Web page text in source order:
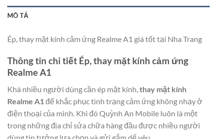
MÔ TẢ
Ép, thay mặt kính cảm ứng Realme A1 giá tốt tại Nha Trang
Thông tin chi tiết Ép, thay mặt kính cảm ứng
Realme A1
Khá nhiều người dùng cần ép mặt kính,thay mặt kính
Realme A1để khắc phục tình trạng cảm ứng không nhạy ở
điện thoại của mình. Khi đó Quỳnh An Mobile luôn là một
trong những địa chỉ sửa chữa hàng đầu được nhiều người